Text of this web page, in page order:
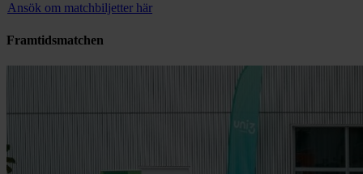
Ansök om matchbiljetter här
Framtidsmatchen